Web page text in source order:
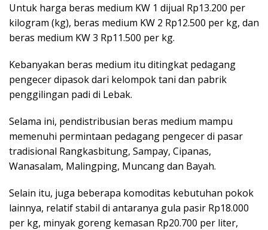
Untuk harga beras medium KW 1 dijual Rp13.200 per
kilogram (kg), beras medium KW 2 Rp12.500 per kg, dan
beras medium KW 3 Rp11.500 per kg.
Kebanyakan beras medium itu ditingkat pedagang
pengecer dipasok dari kelompok tani dan pabrik
penggilingan padi di Lebak.
Selama ini, pendistribusian beras medium mampu
memenuhi permintaan pedagang pengecer di pasar
tradisional Rangkasbitung, Sampay, Cipanas,
Wanasalam, Malingping, Muncang dan Bayah.
Selain itu, juga beberapa komoditas kebutuhan pokok
lainnya, relatif stabil di antaranya gula pasir Rp18.000
per kg, minyak goreng kemasan Rp20.700 per liter,